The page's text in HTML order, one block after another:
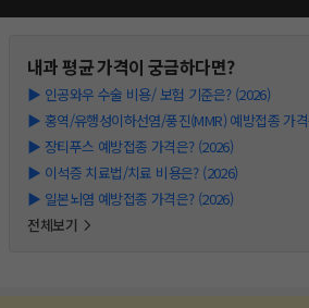
내과평균 가격이 궁금하다면?
▶ 인공와우 수술 비용/ 보험 기준은? (2026)
▶ 홍역/유행성이하선염/풍진(MMR) 예방접종 가
▶ 장티푸스 예방접종 가격은? (2026)
▶ 이석증 치료법/치료 비용은? (2026)
▶ 일본뇌염 예방접종 가격은? (2026)
전체보기